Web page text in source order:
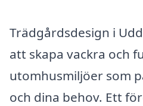
Trädgårdsdesign i
att skapa vackra och
utomhusmiljöer som
och dina behov. Ett